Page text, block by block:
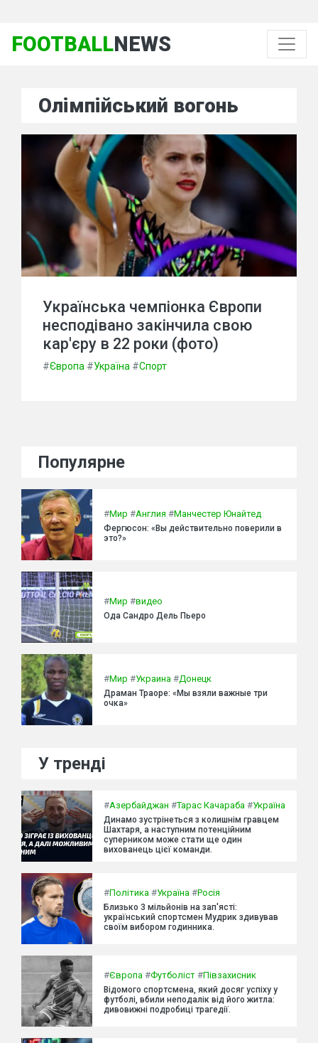
FOOTBALLNEWS
Олімпійський вогонь
Українська чемпіонка Європи
несподівано закінчила свою
кар'єру в 22 роки (фото)
#Європа #Україна #Спорт
Популярне
#Мир #Англия #Манчестер Юнайтед
Фергюсон: «Вы действительно поверили в
это?»
#Мир #видео
Ода Сандро Дель Пьеро
#Мир #Украина #Донецк
Драман Траоре: «Мы взяли важные три
очка»
У тренді
#Азербайджан #Тарас Качараба #Україна
Динамо зустрінеться з колишнім гравцем
Шахтаря, а наступним потенційним
суперником може стати ще один
вихованець цієї команди.
#Політика #Україна #Росія
Близько 3 мільйонів на зап'ясті:
український спортсмен Мудрик здивував
своїм вибором годинника.
#Європа #Футболіст #Півзахисник
Відомого спортсмена, який досяг успіху у
футболі, вбили неподалік від його житла:
дивовижні подробиці трагедії.